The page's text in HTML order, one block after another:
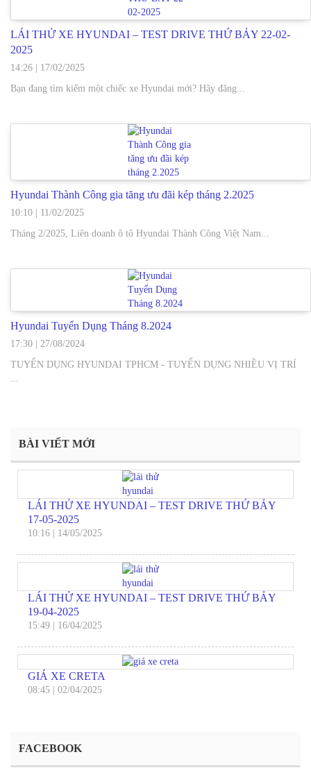
LÁI THỬ XE HYUNDAI – TEST DRIVE THỨ BẢY 22-02-
2025
14:26
17/02/2025
Bạn đang tìm kiếm một chiếc xe Hyundai mới? Hãy đăng...
Hyundai Thành Công gia tăng ưu đãi kép tháng 2.2025
10:10
11/02/2025
Tháng 2/2025, Liên doanh ô tô Hyundai Thành Công Việt Nam...
Hyundai Tuyển Dụng Tháng 8.2024
17:30
27/08/2024
TUYỂN DỤNG HYUNDAI TPHCM - TUYỂN DỤNG NHIỀU VỊ TRÍ
...
BÀI VIẾT MỚI
LÁI THỬ XE HYUNDAI – TEST DRIVE THỨ BẢY
17-05-2025
10:16 14/05/2025
LÁI THỬ XE HYUNDAI – TEST DRIVE THỨ BẢY
19-04-2025
15:49 16/04/2025
GIÁ XE CRETA
08:45 02/04/2025
FACEBOOK